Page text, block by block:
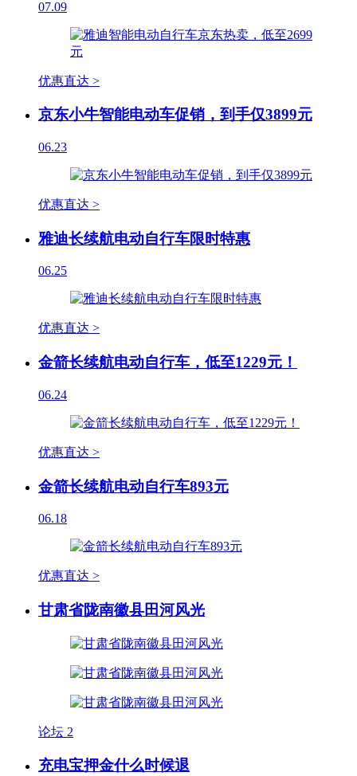
07.09
优惠直达 >
京东小牛智能电动车促销，到手仅3899元
06.23
优惠直达 >
雅迪长续航电动自行车限时特惠
06.25
优惠直达 >
金箭长续航电动自行车，低至1229元！
06.24
优惠直达 >
金箭长续航电动自行车893元
06.18
优惠直达 >
甘肃省陇南徽县田河风光
论坛 2
充电宝押金什么时候退